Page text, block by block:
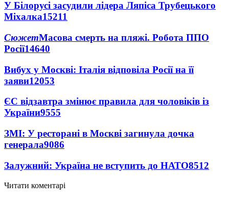
У Білорусі засудили лідера Ляпіса Трубецького
Міхалка15211
СюжетМасова смерть на пляжі. Робота ППО
Росії14640
Вибух у Москві: Італія відповіла Росії на її
заяви12053
ЄС відзавтра змінює правила для чоловіків із
України9555
ЗМІ: У ресторані в Москві загинула дочка
генерала9086
Залужний: Україна не вступить до НАТО8512
Читати коментарі